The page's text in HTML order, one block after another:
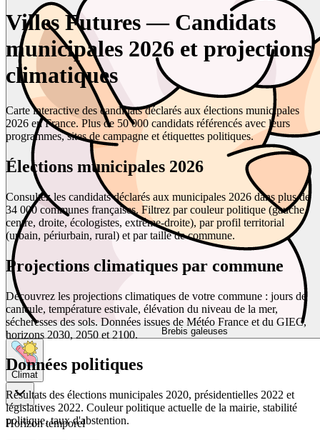
Brebis galeuses
Climat
Horizon temporel
Villes Futures — Candidats
municipales 2026 et projections
climatiques
Carte interactive des candidats déclarés aux élections municipales
2026 en France. Plus de 50 000 candidats référencés avec leurs
programmes, sites de campagne et étiquettes politiques.
Élections municipales 2026
Consultez les candidats déclarés aux municipales 2026 dans plus de
34 000 communes françaises. Filtrez par couleur politique (gauche,
centre, droite, écologistes, extrême-droite), par profil territorial
(urbain, périurbain, rural) et par taille de commune.
Projections climatiques par commune
Découvrez les projections climatiques de votre commune : jours de
canicule, température estivale, élévation du niveau de la mer,
sécheresses des sols. Données issues de Météo France et du GIEC,
horizons 2030, 2050 et 2100.
Données politiques
Résultats des élections municipales 2020, présidentielles 2022 et
législatives 2022. Couleur politique actuelle de la mairie, stabilité
politique, taux d'abstention.